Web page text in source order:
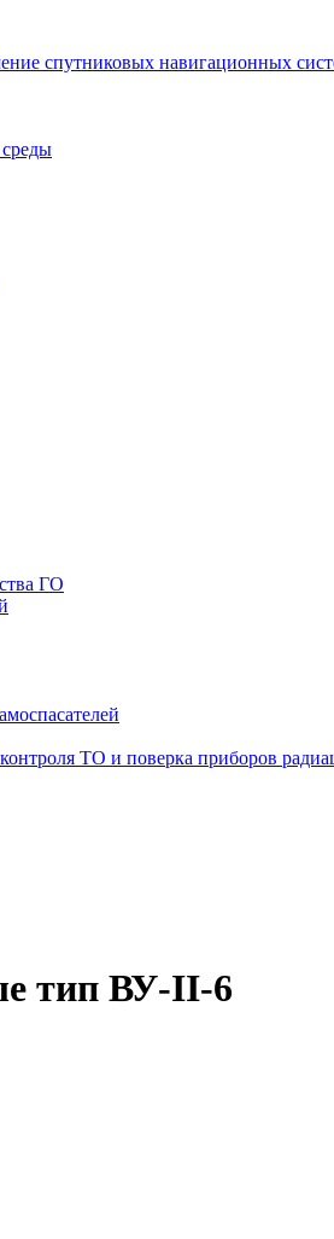
спутниковых навигационных
ГО
ТО и поверка приборов
тип ВУ-II-6